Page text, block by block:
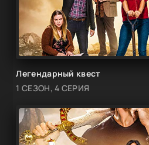
Легендарный квест
1 СЕЗОН, 4 СЕРИЯ